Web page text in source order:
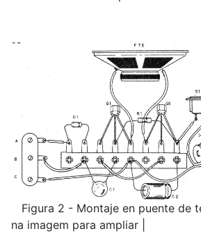
Figura 2 - Montaje en puente de
na imagem para ampliar |